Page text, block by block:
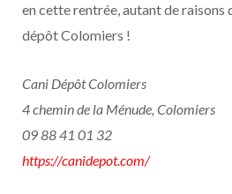
en cette rentrée, autant de raisons
dépôt Colomiers !
Cani Dépôt Colomiers
4 chemin de la Ménude, Colomiers
09 88 41 01 32
https://canidepot.com/